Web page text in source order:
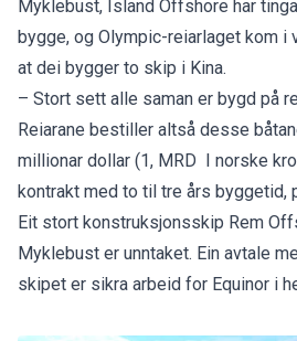
Myklebust, Island Offshore har
bygge, og Olympic-reiarlaget kom i
at dei bygger to skip i Kina.
– Stort sett alle saman er bygd på
Reiarane bestiller altså desse
millionar dollar (1, MRD I norske
kontrakt med to til tre års byggetid,
Eit stort konstruksjonsskip Rem
Myklebust er unntaket. Ein avtale
skipet er sikra arbeid for Equinor i